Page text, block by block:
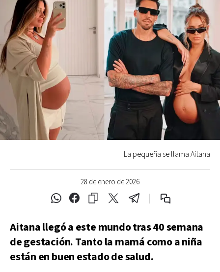
28 de enero de 2026
La pequeña se llama Aitana
Aitana llegó a este mundo tras 40 semana
de gestación. Tanto la mamá como a niña
están en buen estado de salud.